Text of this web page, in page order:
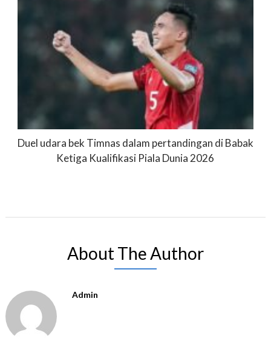
Duel udara bek Timnas dalam pertandingan di Babak
Ketiga Kualifikasi Piala Dunia 2026
About The Author
Admin